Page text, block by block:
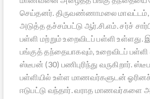
செய்தனர். திருவண்ணாமலை மாவட்டம்,
அடுத்த தச்சம்பட்டு ஆர்.சி.எம். சர்ச்
பள்ளி மற்றும் உறைவிடப் பள்ளி உள்ளது.
பங்குத் தந்தையாகவும், உறைவிடப்
ஸ்டீபன் (30) பணிபுரிந்து வருகிறார்.
பள்ளியில் உள்ள மாணவர்களுடன்
ஈடுபட்டு வந்தார். வராத மாணவர்களை